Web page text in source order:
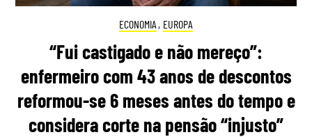
ECONOMIA , EUROPA
“Fui castigado e não mereço”:
enfermeiro com 43 anos de descontos
reformou-se 6 meses antes do tempo e
considera corte na pensão “injusto”